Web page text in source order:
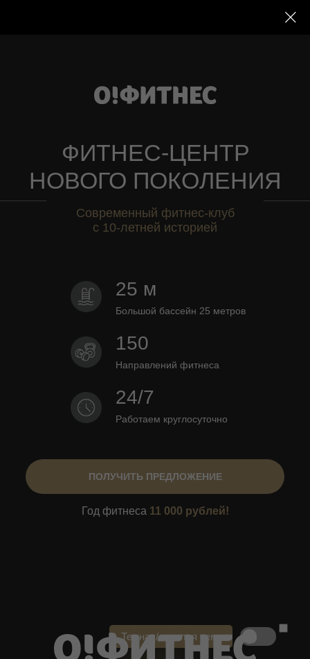
ФИТНЕС-ЦЕНТР
НОВОГО ПОКОЛЕНИЯ
Современный фитнес-клуб
с 10-летней историей
150
Направлений фитнеса
25 м
Большой бассейн 25 метров
24/7
Работаем круглосуточно
ПОЛУЧИТЬ ПРЕДЛОЖЕНИЕ
Год фитнеса 11 000 рублей!
Темная/светлая тема